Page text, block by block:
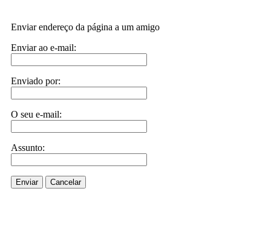
Enviar endereço da página a um amigo
Enviar ao e-mail:
Enviado por:
O seu e-mail:
Assunto:
Enviar Cancelar